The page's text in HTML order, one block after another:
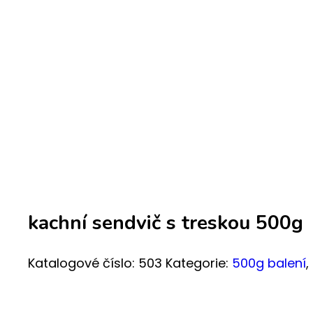
kachní sendvič s treskou 500g
Katalogové číslo: 503 Kategorie: 500g balení,